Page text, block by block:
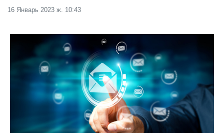
16 Январь 2023 ж. 10:43